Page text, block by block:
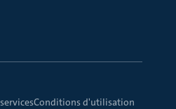
Conditions d'utilisation